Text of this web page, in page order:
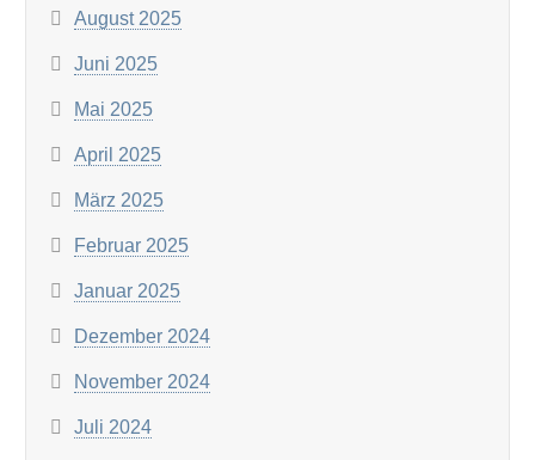
August 2025
Juni 2025
Mai 2025
April 2025
März 2025
Februar 2025
Januar 2025
Dezember 2024
November 2024
Juli 2024